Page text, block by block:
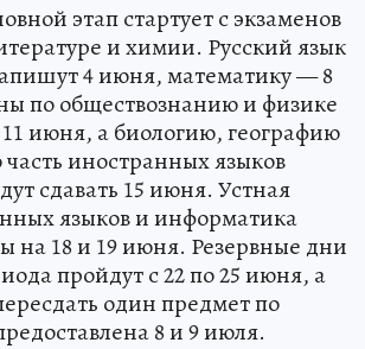
этап стартует с экзаменов
и химии. Русский язык
4 июня, математику — 8
по обществознанию и физике
июня, а биологию, географию
иностранных языков
сдавать 15 июня. Устная
языков и информатика
на 18 и 19 июня. Резервные дни
пройдут с 22 по 25 июня, а
один предмет по
8 и 9 июля.